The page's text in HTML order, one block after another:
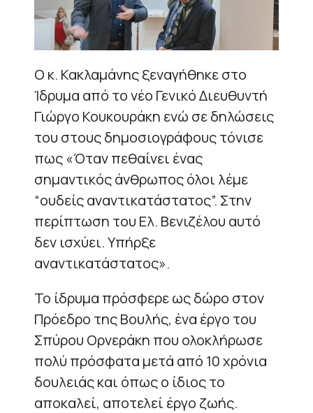
Ο κ. Κακλαμάνης ξεναγήθηκε στο
Ίδρυμα από το νέο Γενικό Διευθυντή
Γιώργο Κουκουράκη ενώ σε δηλώσεις
του στους δημοσιογράφους τόνισε
πως «Όταν πεθαίνει ένας
σημαντικός άνθρωπος όλοι λέμε
“ουδείς αναντικατάστατος”. Στην
περίπτωση του Ελ. Βενιζέλου αυτό
δεν ισχύει. Υπήρξε
αναντικατάστατος».
Το ίδρυμα πρόσφερε ως δώρο στον
Πρόεδρο της Βουλής, ένα έργο του
Σπύρου Ορνεράκη που ολοκλήρωσε
πολύ πρόσφατα μετά από 10 χρόνια
δουλειάς και όπως ο ίδιος το
αποκαλεί, αποτελεί έργο ζωής.